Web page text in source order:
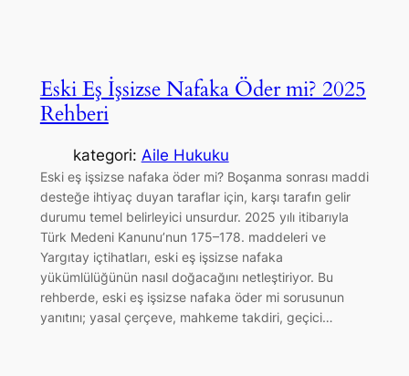
Eski Eş İşsizse Nafaka Öder mi? 2025
Rehberi
kategori: Aile Hukuku
Eski eş işsizse nafaka öder mi? Boşanma sonrası maddi
desteğe ihtiyaç duyan taraflar için, karşı tarafın gelir
durumu temel belirleyici unsurdur. 2025 yılı itibarıyla
Türk Medeni Kanunu’nun 175–178. maddeleri ve
Yargıtay içtihatları, eski eş işsizse nafaka
yükümlülüğünün nasıl doğacağını netleştiriyor. Bu
rehberde, eski eş işsizse nafaka öder mi sorusunun
yanıtını; yasal çerçeve, mahkeme takdiri, geçici…